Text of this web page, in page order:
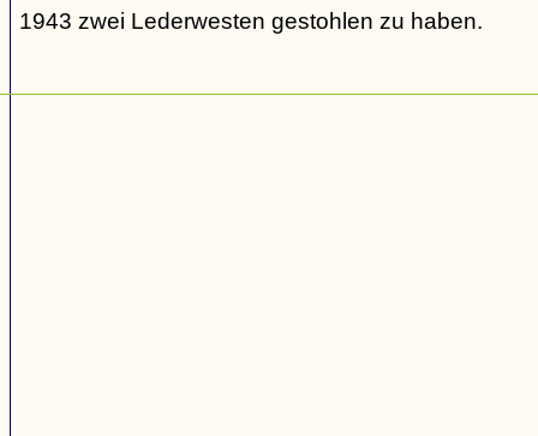
1943 zwei Lederwesten gestohlen zu haben.